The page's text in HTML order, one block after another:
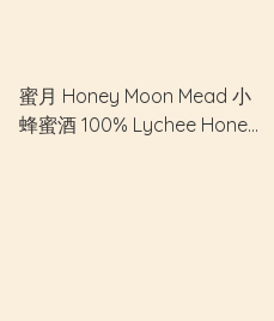
蜜月 Honey Moon Mead 小
蜂蜜酒 100% Lychee Honey